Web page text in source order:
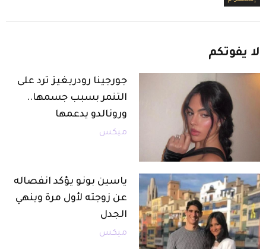
لا يفوتكم
جورجينا رودريغيز ترد على
التنمر بسبب جسمها..
ورونالدو يدعمها
ميكس
ياسين بونو يؤكد انفصاله
عن زوجته لأول مرة وينهي
الجدل
ميكس